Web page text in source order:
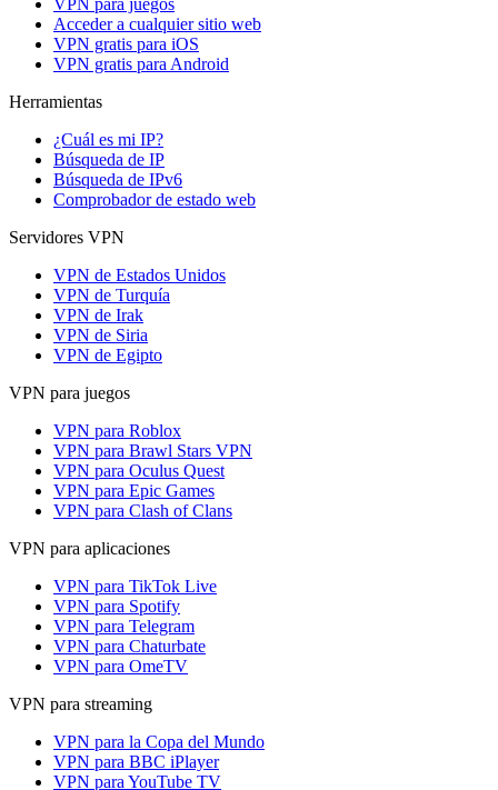
VPN para juegos
Acceder a cualquier sitio web
VPN gratis para iOS
VPN gratis para Android
Herramientas
¿Cuál es mi IP?
Búsqueda de IP
Búsqueda de IPv6
Comprobador de estado web
Servidores VPN
VPN de Estados Unidos
VPN de Turquía
VPN de Irak
VPN de Siria
VPN de Egipto
VPN para juegos
VPN para Roblox
VPN para Brawl Stars VPN
VPN para Oculus Quest
VPN para Epic Games
VPN para Clash of Clans
VPN para aplicaciones
VPN para TikTok Live
VPN para Spotify
VPN para Telegram
VPN para Chaturbate
VPN para OmeTV
VPN para streaming
VPN para la Copa del Mundo
VPN para BBC iPlayer
VPN para YouTube TV